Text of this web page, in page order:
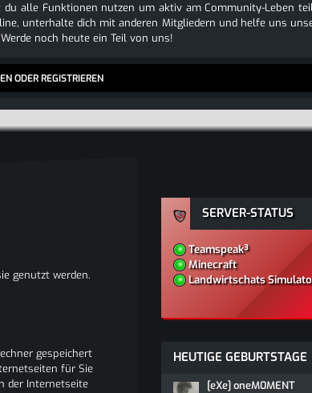
alle Funktionen nutzen um aktiv am Community-Leben
unterhalte dich mit anderen Mitgliedern und helfe uns
noch heute ein Teil von uns!
ODER REGISTRIEREN
genutzt werden.
gespeichert
für Sie
der Internetseite
SERVER-STATUS
Teamspeak³
Minecraft
Landwirtschats
HEUTIGE GEBURTSTAGE
[eXe] oneM0MENT